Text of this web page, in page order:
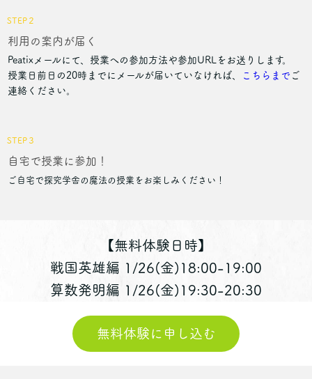
STEP２
利用の案内が届く
Peatixメールにて、授業への参加方法や参加URLをお送りします。
授業日前日の20時までにメールが届いていなければ、
こちらまで ご
連絡ください。
STEP３
自宅で授業に参加！
ご自宅で探究学舎の魔法の授業をお楽しみください！
【無料体験日時】
戦国英雄編 1/26(金)18:00-19:00
算数発明編 1/26(金)19:30-20:30
無料体験に申し込む